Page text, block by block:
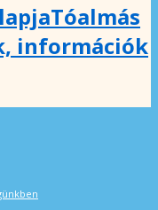
Tóalmás
információk